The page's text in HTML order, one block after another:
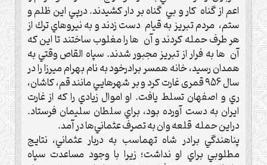
اعم از گناه كار و بي گناه بر دار كشيدند.‌ درپي اين ظلم و
ستم، مردم تبريز به قيام دست زدند و به نيروهاي ترك از
هر طرف حمله کردند و آن ها را مغلوب ساختند تا اين كه
آن ها به فرار از تبريز مجبور شدند.‌ سپاه القاص وقتي به
همدان رسيد، خانه همسر برادرخود به نام بهرام ميرزا را در
سال ۹۵6 قمری غارت كرد و بر شهرهايي مانند قم، كاشان،
ري و اصفهان تسلط يافت.‌ او اموال زيادي را كه از غارت
ايران به دست آورده بود، براي سلطان سليمان فرستاد.‌
دراين حمله قلعه وان به تصرف عثماني‌ها در آمد.‌
پناهندگي برادر شاه تهماسب به دربار عثماني، نتايج
مطلوبي براي او نداشت؛ زيرا با وجود مساعدت سپاه